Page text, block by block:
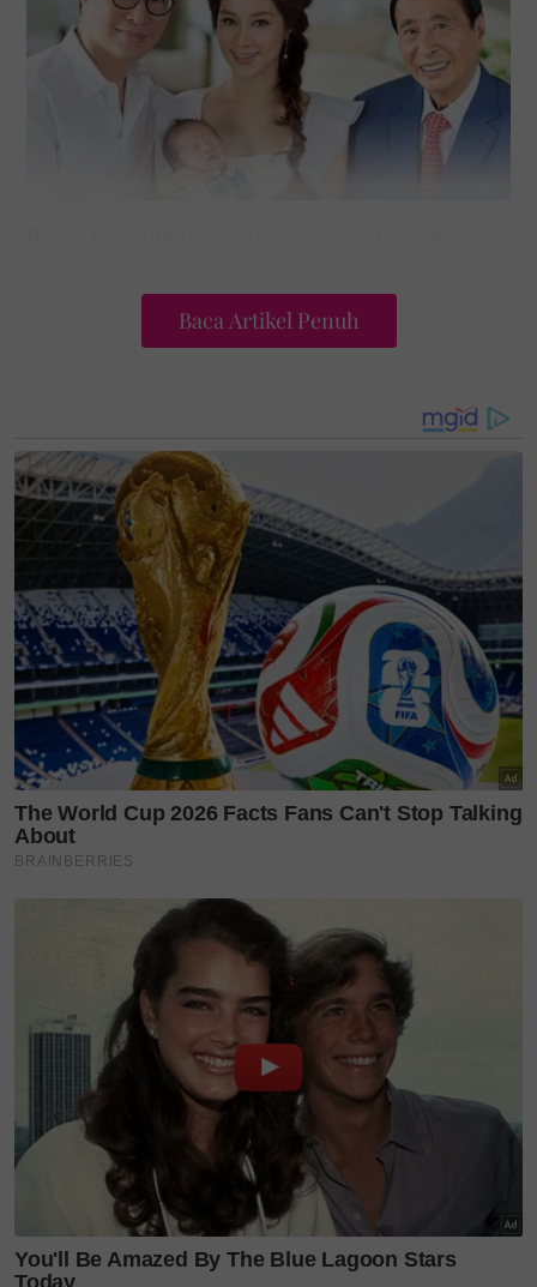
tanah bernilai HK$1.82 bilion (kira-kira RM1 bilion),
kapal layar mewah HK$110 juta (kira-kira RM59.9
'hundred-billion daughter-in-law'
tempatan dihadiahkan pemberian yang lumayan
atas kepercayaan terhadap peranan penting
jelitawan itu dalam keluarga dan dunia perniagaan
elit Hong Kong.
Artikel berkaitan:
Nafkah RM2.1 juta sebulan, ada 16 pembantu,
wanita isteri bilionair hanya perlu berdandan
cantikkan diri
Baca Artikel Penuh